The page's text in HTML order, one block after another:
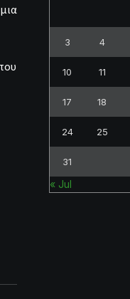
3 4
10 11
17 18
24 25
31
« Jul